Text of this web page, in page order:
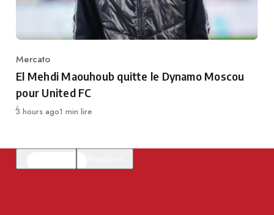
Category
Mercato
El Mehdi Maouhoub quitte le Dynamo Moscou
pour United FC
Publié
3 hours ago1 min lire